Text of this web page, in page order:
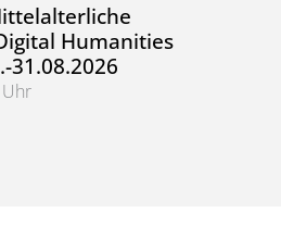
Humanities
31.08.2026
Geschichte und Digital